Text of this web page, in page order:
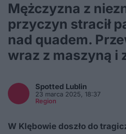
Mężczyzna z
przyczyn stracił
nad quadem.
wraz z maszyną i
Spotted Lublin
23 marca 2025, 18:37
Region
W Klębowie doszło do